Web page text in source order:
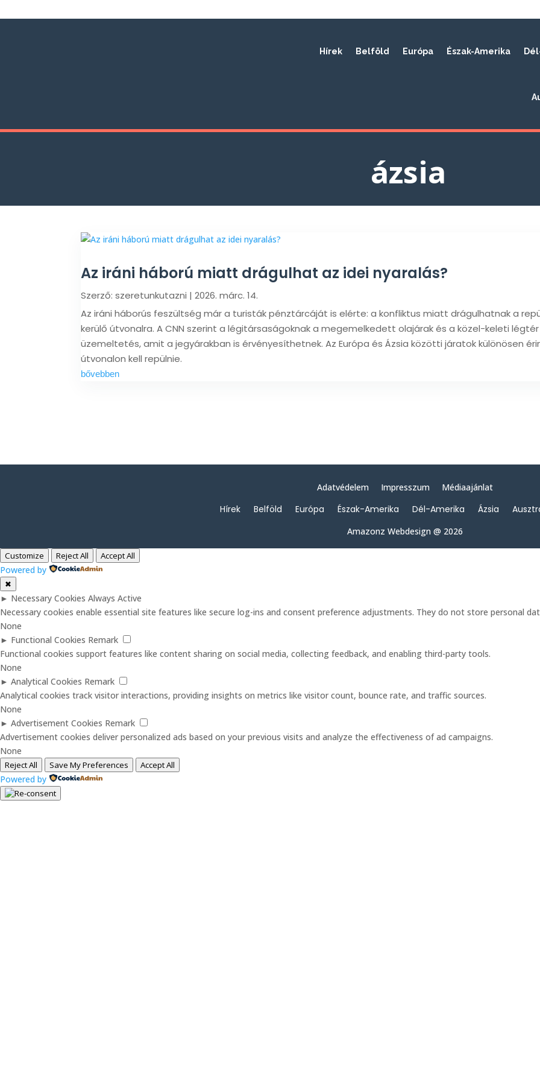
Hírek Belföld Európa Észak-Amerika
ázsia
Az iráni háború miatt drágulhat az idei nyaralás?
Szerző:szeretunkutazni |2026. márc. 14.
Az iráni háborús feszültség már a turisták pénztárcáját is elérte: a konfliktus miatt drágulhatnak a
kerülő útvonalra. A CNN szerint a légitársaságoknak a megemelkedett olajárak és a közel-keleti
üzemeltetés, amit a jegyárakban is érvényesíthetnek. Az Európa és Ázsia közötti járatok különösen
útvonalon kell repülnie.
bővebben
Adatvédelem Impresszum Médiaajánlat
Hírek Belföld Európa Észak-Amerika Dél-Amerika Ázsia
Amazonz Webdesign @ 2026
Customize Reject All Accept All
Powered by
✖
► Necessary Cookies Always Active
Necessary cookies enable essential site features like secure log-ins and consent preference adjustments. They do not store personal
None
► Functional Cookies Remark
Functional cookies support features like content sharing on social media, collecting feedback, and enabling third-party tools.
None
► Analytical Cookies Remark
Analytical cookies track visitor interactions, providing insights on metrics like visitor count, bounce rate, and traffic sources.
None
► Advertisement Cookies Remark
Advertisement cookies deliver personalized ads based on your previous visits and analyze the effectiveness of ad campaigns.
None
Reject All Save My Preferences Accept All
Powered by